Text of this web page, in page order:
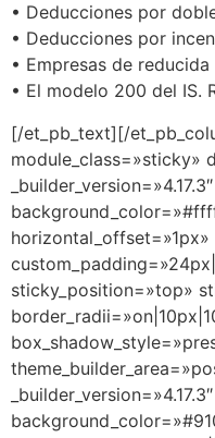
• Deducciones por
• Deducciones por
• Empresas de
• El modelo 200 del IS.
[/et_pb_text][/
module_class=»sticky»
horizontal_offset=»1px»
sticky_position=»top»